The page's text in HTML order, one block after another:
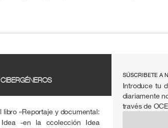
SÚSCRIBETE A
Introduce tu
diariamente
través de
«Reportaje y documental:
Idea -en la ccolección Idea